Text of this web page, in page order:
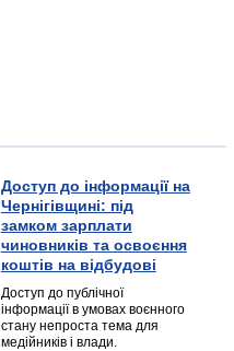
Доступ до інформації на
Чернігівщині: під
замком зарплати
чиновників та освоєння
коштів на відбудові
Доступ до публічної
інформації в умовах воєнного
стану непроста тема для
медійників і влади.